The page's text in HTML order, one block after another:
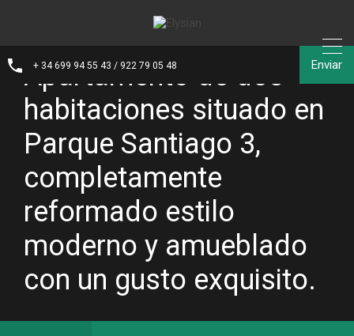
+ 34 699 94 55 43 / 922 79 05 48 Enviar
Apartamento de dos
habitaciones situado en
Parque Santiago 3,
completamente
reformado estilo
moderno y amueblado
con un gusto exquisito.